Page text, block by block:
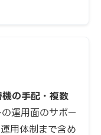
の手配・複数
運用面のサポー
用体制まで含め